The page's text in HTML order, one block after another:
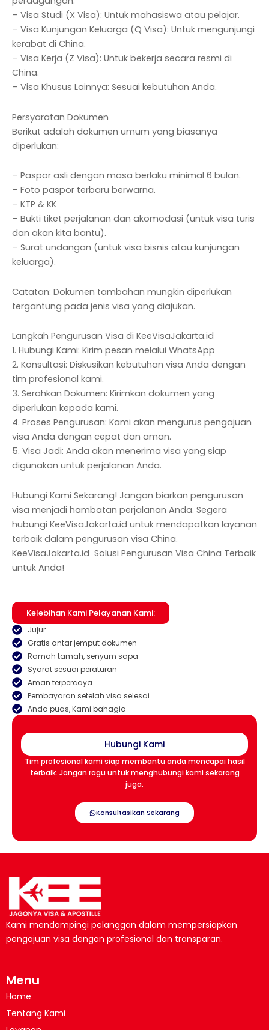
– Visa Studi (X Visa): Untuk mahasiswa atau pelajar.
– Visa Kunjungan Keluarga (Q Visa): Untuk mengunjungi
kerabat di China.
– Visa Kerja (Z Visa): Untuk bekerja secara resmi di
China.
– Visa Khusus Lainnya: Sesuai kebutuhan Anda.
Persyaratan Dokumen
Berikut adalah dokumen umum yang biasanya
diperlukan:
– Paspor asli dengan masa berlaku minimal 6 bulan.
– Foto paspor terbaru berwarna.
– KTP & KK
– Bukti tiket perjalanan dan akomodasi (untuk visa turis
dan akan kita bantu).
– Surat undangan (untuk visa bisnis atau kunjungan
keluarga).
Catatan: Dokumen tambahan mungkin diperlukan
tergantung pada jenis visa yang diajukan.
Langkah Pengurusan Visa di KeeVisaJakarta.id
1. Hubungi Kami: Kirim pesan melalui WhatsApp
2. Konsultasi: Diskusikan kebutuhan visa Anda dengan
tim profesional kami.
3. Serahkan Dokumen: Kirimkan dokumen yang
diperlukan kepada kami.
4. Proses Pengurusan: Kami akan mengurus pengajuan
visa Anda dengan cepat dan aman.
5. Visa Jadi: Anda akan menerima visa yang siap
digunakan untuk perjalanan Anda.
Hubungi Kami Sekarang! Jangan biarkan pengurusan
visa menjadi hambatan perjalanan Anda. Segera
hubungi KeeVisaJakarta.id untuk mendapatkan layanan
terbaik dalam pengurusan visa China.
KeeVisaJakarta.id Solusi Pengurusan Visa China Terbaik
untuk Anda!
Kelebihan Kami Pelayanan Kami:
Jujur
Gratis antar jemput dokumen
Ramah tamah, senyum sapa
Syarat sesuai peraturan
Aman terpercaya
Pembayaran setelah visa selesai
Anda puas, Kami bahagia
Hubungi Kami
Tim profesional kami siap membantu anda mencapai hasil
terbaik. Jangan ragu untuk menghubungi kami sekarang
juga.
Konsultasikan Sekarang
Kami mendampingi pelanggan dalam mempersiapkan
pengajuan visa dengan profesional dan transparan.
Menu
Home
Tentang Kami